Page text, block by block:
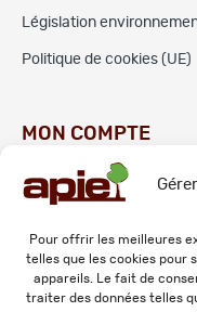
Pour offrir les meilleures
telles que les cookies pour
appareils. Le fait de
traiter des données telles
Législation
Politique de cookies (UE)
MON COMPTE
Commandes
Adresses
Mes informations